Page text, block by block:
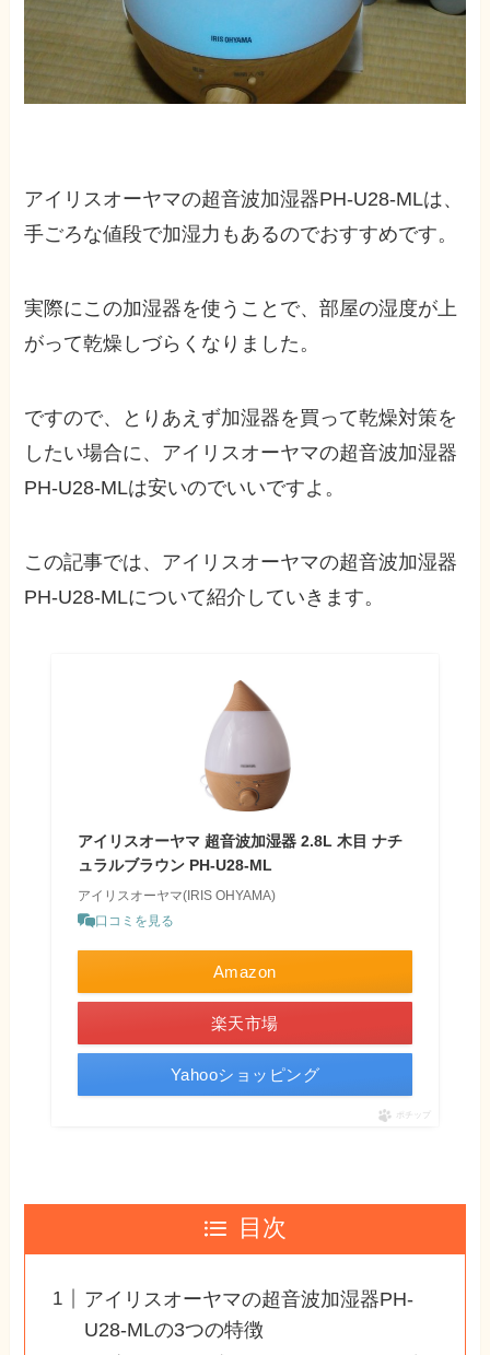
アイリスオーヤマの超音波加湿器PH-U28-MLは、
手ごろな値段で加湿力もあるのでおすすめです。
実際にこの加湿器を使うことで、部屋の湿度が上
がって乾燥しづらくなりました。
ですので、とりあえず加湿器を買って乾燥対策を
したい場合に、アイリスオーヤマの超音波加湿器
PH-U28-MLは安いのでいいですよ。
この記事では、アイリスオーヤマの超音波加湿器
PH-U28-MLについて紹介していきます。
アイリスオーヤマ 超音波加湿器 2.8L 木目 ナチ
ュラルブラウン PH-U28-ML
アイリスオーヤマ(IRIS OHYAMA)
口コミを見る
Amazon
楽天市場
Yahooショッピング
ポチップ
目次
アイリスオーヤマの超音波加湿器PH-
U28-MLの3つの特徴